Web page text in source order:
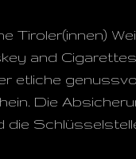
Tiroler(innen)
and Cigarettes.
etliche
Die
die